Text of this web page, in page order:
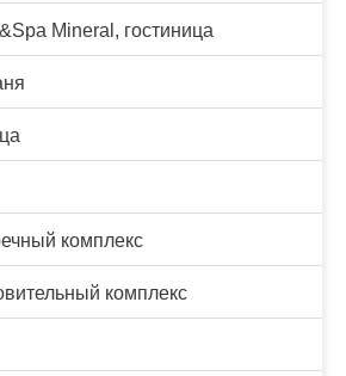
Mineral, гостиница
комплекс
комплекс